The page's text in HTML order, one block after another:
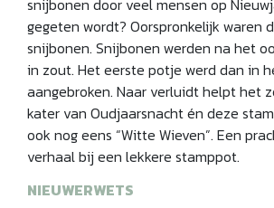
snijbonen door veel mensen op
gegeten wordt? Oorspronkelijk waren
snijbonen. Snijbonen werden na het
in zout. Het eerste potje werd dan in
aangebroken. Naar verluidt helpt het
kater van Oudjaarsnacht én deze
ook nog eens “Witte Wieven”. Een
verhaal bij een lekkere stamppot.
NIEUWERWETS